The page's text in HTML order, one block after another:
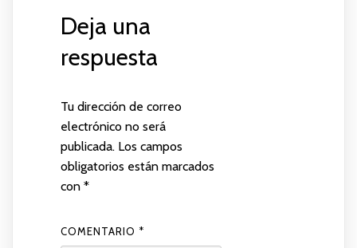
Deja una
respuesta
Tu dirección de correo
electrónico no será
publicada. Los campos
obligatorios están marcados
con *
COMENTARIO *